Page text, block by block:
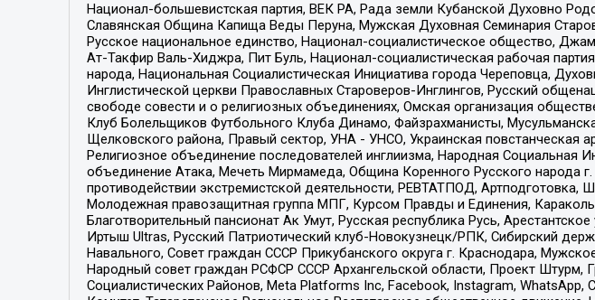
Национал-большевистская партия, ВЕК РА, Рада земли Кубанской Духовно
Славянская Община Капища Веды Перуна, Мужская Духовная Семинария
Русское национальное единство, Национал-социалистическое общество,
Ат-Такфир Валь-Хиджра, Пит Буль, Национал-социалистическая рабочая
народа, Национальная Социалистическая Инициатива города Череповца,
Инглистической церкви Православных Староверов-Инглингов, Русский
свободе совести и о религиозных объединениях, Омская организация
Клуб Болельщиков Футбольного Клуба Динамо, Файзрахманисты,
Щелковского района, Правый сектор, УНА - УНСО, Украинская повстанческая
Религиозное объединение последователей инглиизма, Народная Социальная
объединение Атака, Мечеть Мирмамеда, Община Коренного Русского народа
противодействии экстремистской деятельности, РЕВТАТПОД,
Молодежная правозащитная группа МПГ, Курсом Правды и Единения,
Благотворительный пансионат Ак Умут, Русская республика Русь,
Иртыш Ultras, Русский Патриотический клуб-Новокузнецк/РПК, Сибирский
Навального, Совет граждан СССР Прикубанского округа г. Краснодара,
Народный совет граждан РСФСР СССР Архангельской области, Проект
Социалистических Районов, Meta Platforms Inc, Facebook, Instagram,